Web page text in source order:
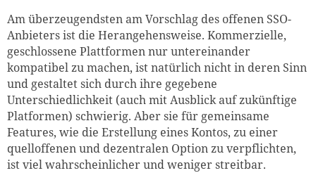
Am überzeugendsten am Vorschlag des offenen SSO-
Anbieters ist die Herangehensweise. Kommerzielle,
geschlossene Plattformen nur untereinander
kompatibel zu machen, ist natürlich nicht in deren Sinn
und gestaltet sich durch ihre gegebene
Unterschiedlichkeit (auch mit Ausblick auf zukünftige
Platformen) schwierig. Aber sie für gemeinsame
Features, wie die Erstellung eines Kontos, zu einer
quelloffenen und dezentralen Option zu verpflichten,
ist viel wahrscheinlicher und weniger streitbar.